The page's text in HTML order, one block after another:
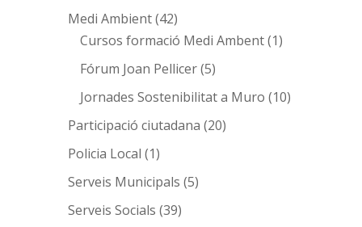
Medi Ambient(42)
Cursos formació Medi Ambent(1)
Fórum Joan Pellicer(5)
Jornades Sostenibilitat a Muro (10)
Participació ciutadana (20)
Policia Local (1)
Serveis Municipals (5)
Serveis Socials (39)